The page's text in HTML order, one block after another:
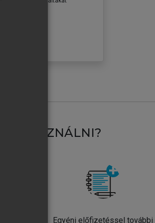
HASZNÁLNI?
Egyéni előfizetéssel további